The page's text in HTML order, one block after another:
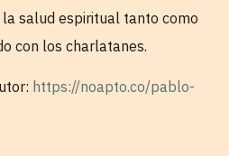
salud espiritual tanto como
con los charlatanes.
https://noapto.co/pablo-